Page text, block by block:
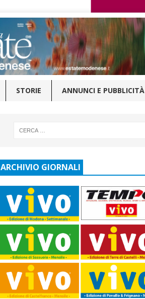
STORIE ANNUNCI E PUBBLICITÀ
ARCHIVIO GIORNALI